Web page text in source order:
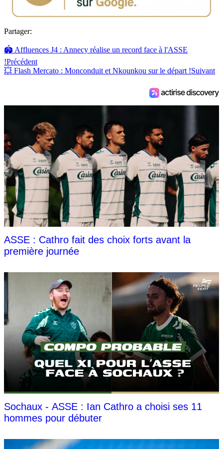
Partager:
🏟️ Affluences J4 : Annecy réalise un record face à l'ASSE
!Précédent
💥 Flash Mercato : Monconduit et Nkounkou sur le départ !Suivant
ASSE : Cathro fait des choix forts avant la
première journée
Sochaux - ASSE : Ian Cathro a choisi ses 11
hommes pour débuter